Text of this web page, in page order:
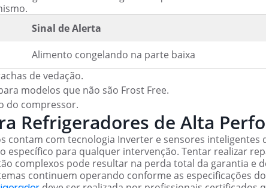
Sinal de Alerta
Alimento congelando na parte baixa
de vedação.
modelos que não são Frost Free.
do compressor.
Refrigeradores de Alta
contam com tecnologia Inverter e sensores inteligentes
específico para qualquer intervenção. Tentar realizar
complexos pode resultar na perda total da garantia e
continuem operando conforme as especificações